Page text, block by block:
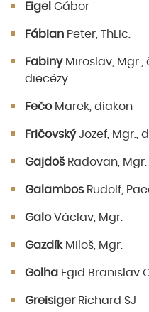
Eigel Gábor
Fábian Peter, ThLic.
FabinyMiroslav, Mgr.,
diecézy
FečoMarek, diakon
FričovskýJozef, Mgr.,
Gajdoš Radovan, Mgr.
Galambos Rudolf,
GaloVáclav, Mgr.
GazdíkMiloš, Mgr.
Golha Egid Branislav
GreisigerRichard SJ